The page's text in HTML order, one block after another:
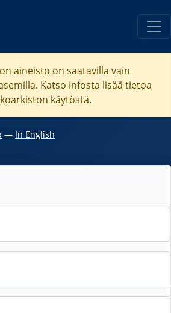
aineisto on saatavilla vain
Katso infosta lisää tietoa
käytöstä.
― In English